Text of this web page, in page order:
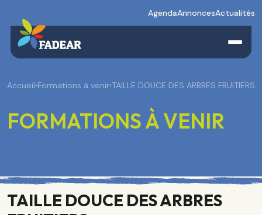
AgendaAnnoncesActualités
Accueil›Formations à venir›TAILLE DOUCE DES ARBRES FRUITIERS
FORMATIONS À VENIR
TAILLE DOUCE DES ARBRES